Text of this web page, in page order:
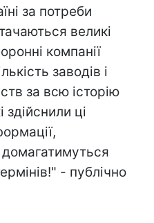
за потреби
великі
компанії
заводів і
за всю історію
здійснили ці
- публічно